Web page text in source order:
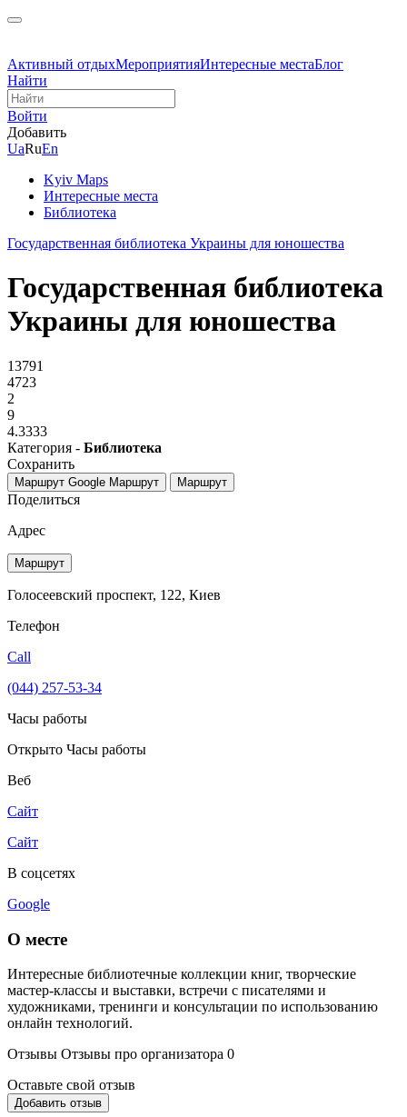
Активный отдыхМероприятияИнтересные местаБлог
Найти
Войти
Добавить
UaRuEn
Kyiv Maps
Интересные места
Библиотека
Государственная библиотека Украины для юношества
Государственная библиотека
Украины для юношества
13791
4723
2
9
4.3333
Категория - Библиотека
Сохранить
Маршрут Google Маршрут Маршрут
Поделиться
Адрес
Маршрут
Голосеевский проспект, 122, Киев
Телефон
Call
(044) 257-53-34
Часы работы
Открыто Часы работы
Веб
Сайт
Сайт
В соцсетях
Google
О месте
Интересные библиотечные коллекции книг, творческие
мастер-классы и выставки, встречи с писателями и
художниками, тренинги и консультации по использованию
онлайн технологий.
Отзывы Отзывы про организатора 0
Оставьте свой отзыв
Добавить отзыв